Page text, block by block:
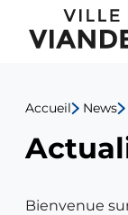
Menu
Accueil News
Bienvenue